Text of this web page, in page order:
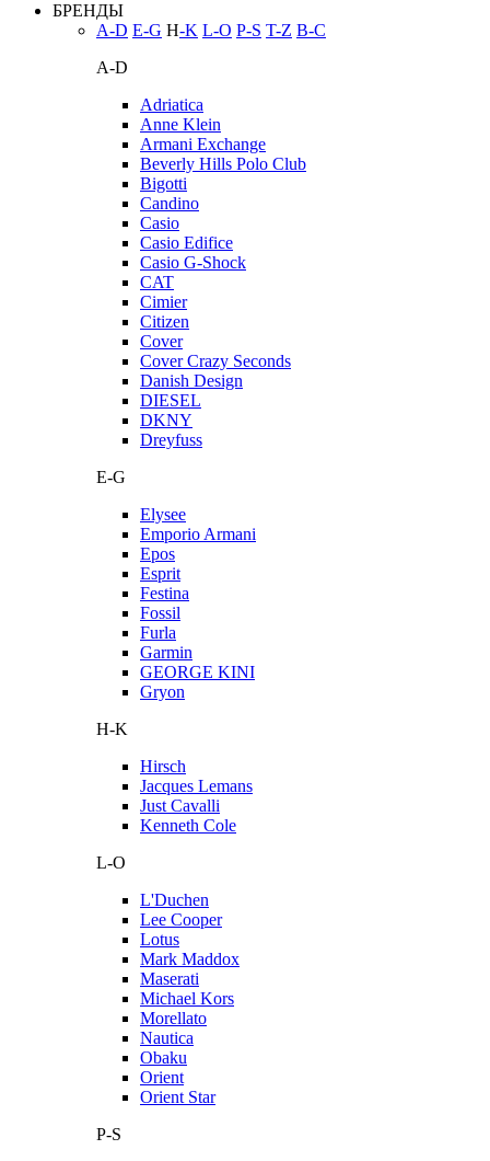
БРЕНДЫ
A-D E-G H-K L-O P-S T-Z В-С
A-D
Adriatica
Anne Klein
Armani Exchange
Beverly Hills Polo Club
Bigotti
Candino
Casio
Casio Edifice
Casio G-Shock
CAT
Cimier
Citizen
Cover
Cover Crazy Seconds
Danish Design
DIESEL
DKNY
Dreyfuss
E-G
Elysee
Emporio Armani
Epos
Esprit
Festina
Fossil
Furla
Garmin
GEORGE KINI
Gryon
H-K
Hirsch
Jacques Lemans
Just Cavalli
Kenneth Cole
L-O
L'Duchen
Lee Cooper
Lotus
Mark Maddox
Maserati
Michael Kors
Morellato
Nautica
Obaku
Orient
Orient Star
P-S